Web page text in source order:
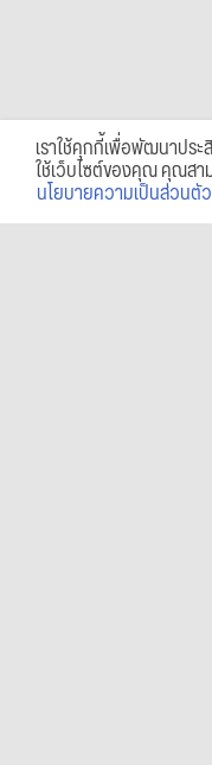
เราใช้คุกกี้เพื่อพัฒนาปร
ใช้เว็บไซต์ของคุณ คุณสา
นโยบายความเป็นส่วนตัว